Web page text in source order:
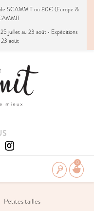
SCAMMIT ou 80€ (Europe &
juillet au 23 août • Expéditions
23 août
0
Petites tailles